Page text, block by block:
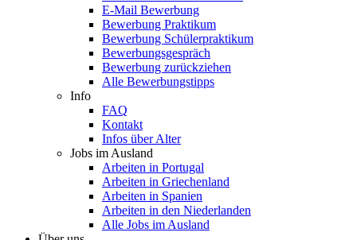
E-Mail Bewerbung
Bewerbung Praktikum
Bewerbung Schülerpraktikum
Bewerbungsgespräch
Bewerbung zurückziehen
Alle Bewerbungstipps
Info
FAQ
Kontakt
Infos über Alter
Jobs im Ausland
Arbeiten in Portugal
Arbeiten in Griechenland
Arbeiten in Spanien
Arbeiten in den Niederlanden
Alle Jobs im Ausland